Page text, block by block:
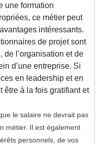
une formation
ce métier peut
intéressants.
de projet sont
l’organisation et de
d’une entreprise. Si
en leadership et en
être à la fois gratifiant et
le salaire ne devrait pas
métier. Il est également
personnels, de vos